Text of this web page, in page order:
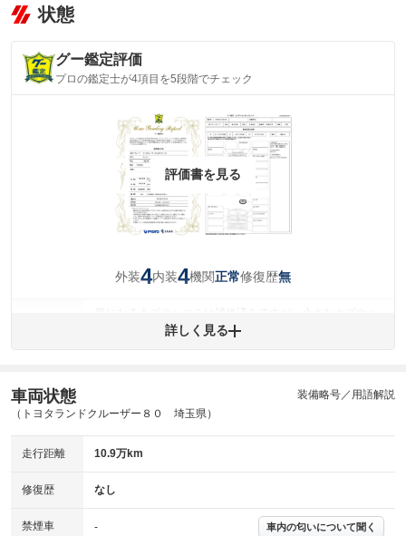
状態
グー鑑定評価
プロの鑑定士が4項目を5段階でチェック
評価書を見る
外装4内装4機関正常修復歴無
コミが残っています。
(内装状態)
機関 主要機関に不具合はありません。
修復歴 詳細は鑑定書をご確認ください。
※グー鑑定は保証サービスではございません。購入時は必ず現車をご確認
※実際にお渡しするコンディションチェックシートにつきましては、形式
詳しく見る
車両状態
（トヨタランドクルーザー８０ 埼玉県）
装備略号／用語解説
走行距離 10.9万km
修復歴 なし
禁煙車 - 車内の匂いについて聞く